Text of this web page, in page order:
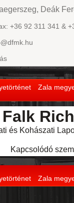
Zala
Deák
+36 92 311 341 &
Falk
és Kohászati
Kapcsolódó
Zala